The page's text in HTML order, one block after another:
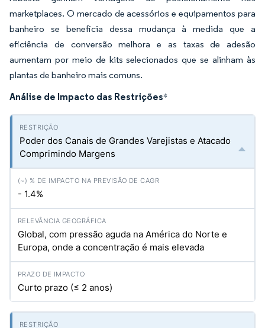
marketplaces. O mercado de acessórios e equipamentos para
banheiro se beneficia dessa mudança à medida que a
eficiência de conversão melhora e as taxas de adesão
aumentam por meio de kits selecionados que se alinham às
plantas de banheiro mais comuns.
Análise de Impacto das Restrições*
Poder dos Canais de Grandes Varejistas e Atacado
Comprimindo Margens
- 1.4%
Global, com pressão aguda na América do Norte e
Europa, onde a concentração é mais elevada
Curto prazo (≤ 2 anos)